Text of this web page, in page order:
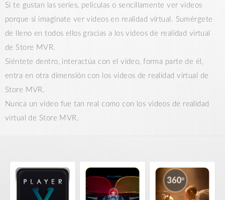
Si te gustan las series, películas o sencillamente ver videos
porque si imagínate ver videos en realidad virtual. Sumérgete
de lleno en todos ellos gracias a los videos de realidad virtual
de Store MVR.
Siéntete dentro, interactúa con el video, forma parte de él,
entra en otra dimensión con los videos de realidad virtual de
Store MVR.
Nunca un video fue tan real como con los videos de realidad
virtual de Store MVR.